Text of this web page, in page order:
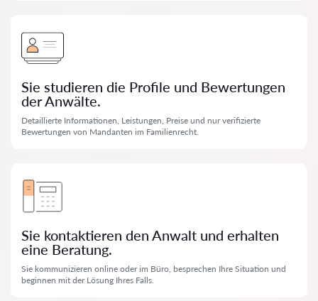
Sie studieren die Profile und Bewertungen
der Anwälte.
Detaillierte Informationen, Leistungen, Preise und nur verifizierte
Bewertungen von Mandanten im Familienrecht.
Sie kontaktieren den Anwalt und erhalten
eine Beratung.
Sie kommunizieren online oder im Büro, besprechen Ihre Situation und
beginnen mit der Lösung Ihres Falls.